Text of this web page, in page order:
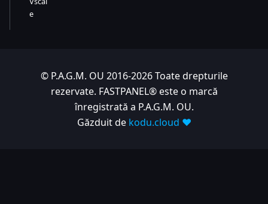
e
© P.A.G.M. OU 2016-2026 Toate drepturile
rezervate. FASTPANEL® este o marcă
înregistrată a P.A.G.M. OU.
Găzduit de kodu.cloud ❤️